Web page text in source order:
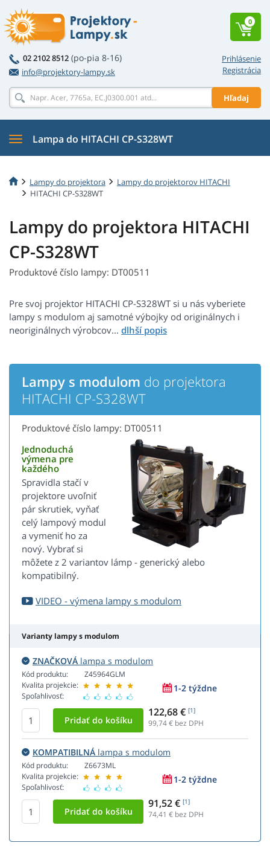
Prihlásenie
Registrácia
02 2102 8512 (po-pia 8-16)
info@projektory-lampy.sk
Hľadaj
0
Lampa do HITACHI CP-S328WT
Lampy do projektora
Lampy do projektorov HITACHI
HITACHI CP-S328WT
Lampy do projektora HITACHI
CP-S328WT
Produktové číslo lampy: DT00511
Pre svoj projektor HITACHI CP-S328WT si u nás vyberiete
lampy s modulom aj samotné výbojky od originálnych i
neoriginálnych výrobcov...
Lampy s modulom do projektora
HITACHI CP-S328WT
Produktové číslo lampy: DT00511
Jednoduchá
výmena pre
každého
Spravidla stačí v
projektore uvoľniť
pár skrutiek, vyňať
celý lampový modul
a vymeniť ho za
nový. Vybrať si
môžete z 2 variantov lámp - generický alebo
kompatibilný.
VIDEO - výmena lampy s modulom
Varianty lampy s modulom
ZNAČKOVÁ lampa s modulom
Kód produktu:
Kvalita projekcie:
Spoľahlivosť:
Z45964GLM
1-2 týždne
122,68 € [1]
99,74€ bez DPH
KOMPATIBILNÁ lampa s modulom
Kód produktu:
Kvalita projekcie:
Spoľahlivosť:
Z6673ML
1-2 týždne
91,52 € [1]
74,41 € bez DPH